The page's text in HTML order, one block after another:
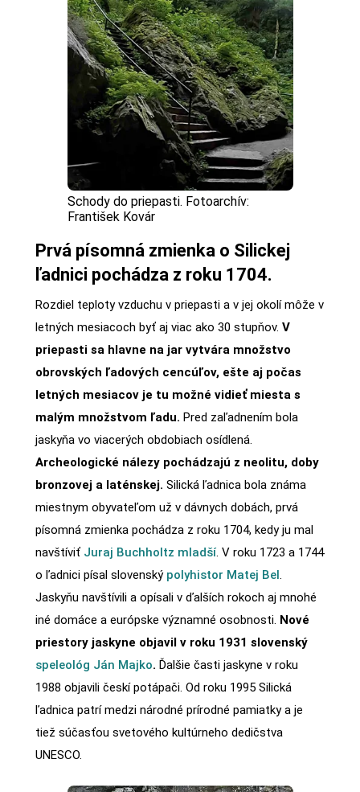
Schody do priepasti. Fotoarchív:
František Kovár
Prvá písomná zmienka o Silickej
ľadnici pochádza z roku 1704.
Rozdiel teploty vzduchu v priepasti a v jej okolí môže v
letných mesiacoch byť aj viac ako 30 stupňov. V
priepasti sa hlavne na jar vytvára množstvo
obrovských ľadových cencúľov, ešte aj počas
letných mesiacov je tu možné vidieť miesta s
malým množstvom ľadu. Pred zaľadnením bola
jaskyňa vo viacerých obdobiach osídlená.
Archeologické nálezy pochádzajú z neolitu, doby
bronzovej a laténskej. Silická ľadnica bola známa
miestnym obyvateľom už v dávnych dobách, prvá
písomná zmienka pochádza z roku 1704, kedy ju mal
navštíviť Juraj Buchholtz mladší. V roku 1723 a 1744
o ľadnici písal slovenský polyhistor Matej Bel .
Jaskyňu navštívili a opísali v ďalších rokoch aj mnohé
iné domáce a európske významné osobnosti. Nové
priestory jaskyne objavil v roku 1931 slovenský
speleológ Ján Majko. Ďalšie časti jaskyne v roku
1988 objavili českí potápači. Od roku 1995 Silická
ľadnica patrí medzi národné prírodné pamiatky a je
tiež súčasťou svetového kultúrneho dedičstva
UNESCO.